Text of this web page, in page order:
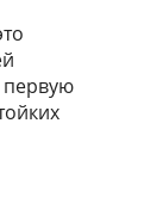
первую